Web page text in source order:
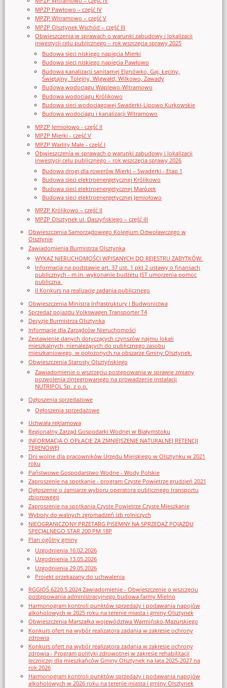
MPZP Pawłowo – część IV
MPZP Witramowo – część V
MPZP Olsztynek Wschód – część III
Obwieszczenia w sprawach o warunki zabudowy i lokalizacji
inwestycji celu publicznego – rok wszczęcia sprawy 2025
Budowa sieci niskiego napięcia Mierki
Budowa sieci niskiego napięcia Pawłowo
Budowa kanalizacji sanitarnej Elgnówko, Gaj, Łęciny,
Świętajny, Tolejny, Wigwałd, Wilkowo, Zawady
Budowa wodociągu Waplewo-Witramowo
Budowa wodociągu Królikowo
Budowa sieci wodociągowej Swaderki-Lipowo Kurkowskie
Budowa wodociągu i kanalizacji Witramowo
MPZP Jemiołowo - część II
MPZP Mierki - część V
MPZP Warlity Małe - część I
Obwieszczenia w sprawach o warunki zabudowy i lokalizacji
inwestycji celu publicznego – rok wszczęcia sprawy 2026
Budowa drogi dla rowerów Mierki – Swaderki - Etap 1
Budowa sieci elektroenergetycznej Królikowo
Budowa sieci elektroenergetycznej Marózek
Budowa sieci elektroenergetycznej Jemiołowo
MPZP Królikowo – część II
MPZP Olsztynek ul. Daszyńskiego – część III
Obwieszczenia Samorządowego Kolegium Odwoławczego w
Olsztynie
Zawiadomienia Burmistrza Olsztynka
WYKAZ NIERUCHOMOŚCI WPISANYCH DO REJESTRU ZABYTKÓW.
Informacja na podstawie art. 37 ust. 1 pkt 2 ustawy o finansach
publicznych - m.in. wykonanie budżetu JST umorzenia pomoc
publiczna.
II Konkurs na realizację zadania publicznego
Obwieszczenia Ministra Infrastruktury i Budwonictwa
Sprzedaż pojazdu Volkswagen Transporter T4
Decyzje Burmistrza Olsztynka
Informacje dla Zarządców Nieruchomości
Zestawienie danych dotyczących czynszów najmu lokali
mieszkalnych, nienależących do publicznego zasobu
mieszkaniowego, w położonych na obszarze Gminy Olsztynek.
Obwieszczenia Starosty Olsztyńskiego
Zawiadomienie o wszczęciu postępowania w sprawie zmiany
pozwolenia zintegrowanego na prowadzenie instalacji
NUTRIPOL Sp. z o.o.
Ogłoszenia sprzedażowe
Ogłoszenia sprzedażowe
Uchwała reklamowa
Regionalny Zarząd Gospodarki Wodnej w Białymstoku
INFORMACJA O OPŁACIE ZA ZMNIEJSZENIE NATURALNEJ RETENCJI
TERENOWEJ
Dni wolne dla pracowników Urzędu Miejskiego w Olsztynku w 2021
roku
Państwowe Gospodarstwo Wodne - Wody Polskie
Zaproszenie na spotkanie - program Czyste Powietrze grudzień 2021
Ogłoszenie o zamiarze wyboru operatora publicznego transportu
zbiorowego
Zaproszenie na spotkania Czyste Powietrze Czyste Mieszkanie
Wybory do walnych zgromadzeń izb rolniczych
NIEOGRANICZONY PRZETARG PISEMNY NA SPRZEDAŻ POJAZDU
SPECJALNEGO STAR 200 PM 18P
Plan ogólny gminy
Uzgodnienia 16.02.2026
Uzgodnienia 13.05.2026
Uzgodnienia 29.05.2026
Projekt przekazany do uchwalenia
RGGIOŚ.6220.5.2024 Zawiadomienie - Obwieszczenie o wszczęciu
postępowania administracyjnego budowa farmy Mielno
Harmonogram kontroli punktów sprzedaży i podawania napojów
alkoholowych w 2025 roku na terenie miasta i gminy Olsztynek
Obwieszczenia Marszałka województwa Warmińsko-Mazurskiego
Konkurs ofert na wybór realizatora zadania w zakresie ochrony
zdrowia
Konkurs ofert na wybór realizatora zadania w zakresie ochrony
zdrowia - Program polityki zdrowotnej w zakresie rehabilitacji
leczniczej dla mieszkańców Gminy Olsztynek na lata 2025-2027 na
rok 2026
Harmonogram kontroli punktów sprzedaży i podawania napojów
alkoholowych w 2026 roku na terenie miasta i gminy Olsztynek